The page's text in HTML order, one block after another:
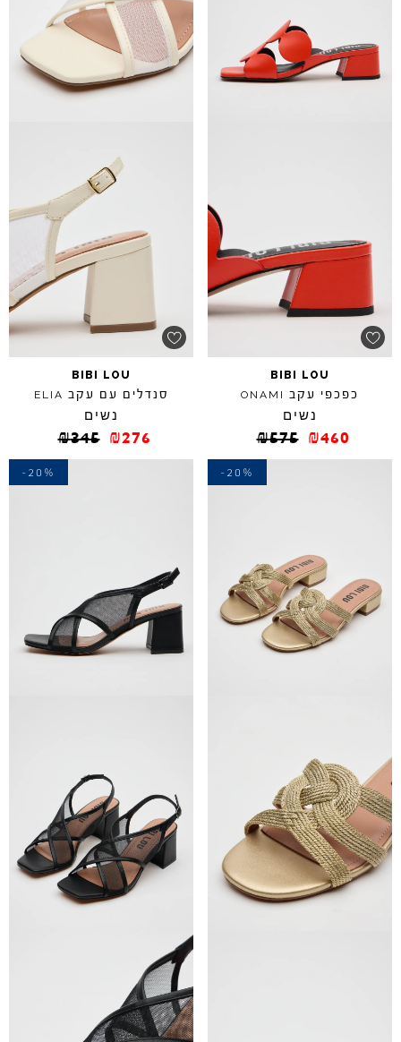
BIBI LOU
כפכפי עקב ONAMI
נשים
₪575 ₪460
BIBI LOU
סנדלים עם עקב ELIA
נשים
₪345 ₪276
-20%
-20%